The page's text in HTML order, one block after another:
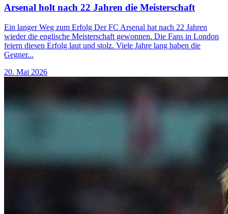
Arsenal holt nach 22 Jahren die Meisterschaft
Ein langer Weg zum Erfolg Der FC Arsenal hat nach 22 Jahren
wieder die englische Meisterschaft gewonnen. Die Fans in London
feiern diesen Erfolg laut und stolz. Viele Jahre lang haben die
Gegner...
20. Mai 2026